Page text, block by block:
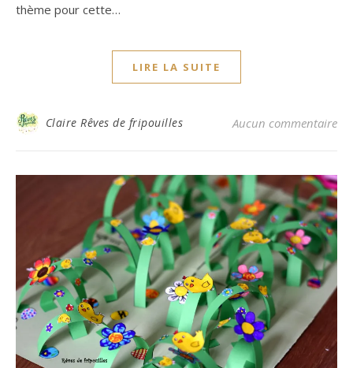
thème pour cette…
LIRE LA SUITE
Claire Rêves de fripouilles Aucun commentaire